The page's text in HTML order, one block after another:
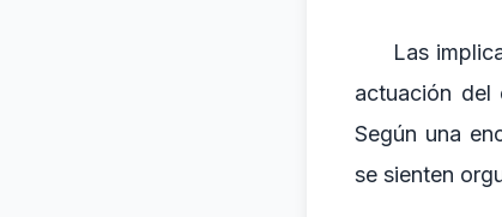
Las
actuación del
Según una
se sienten